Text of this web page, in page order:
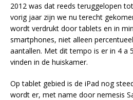
2012 was dat reeds teruggelopen
vorig jaar zijn we nu terecht
wordt verdrukt door tablets en in
smartphones, niet alleen
aantallen. Met dit tempo is er in 4 a
vinden in de huiskamer.
Op tablet gebied is de iPad nog
wordt er, met name door nemesis